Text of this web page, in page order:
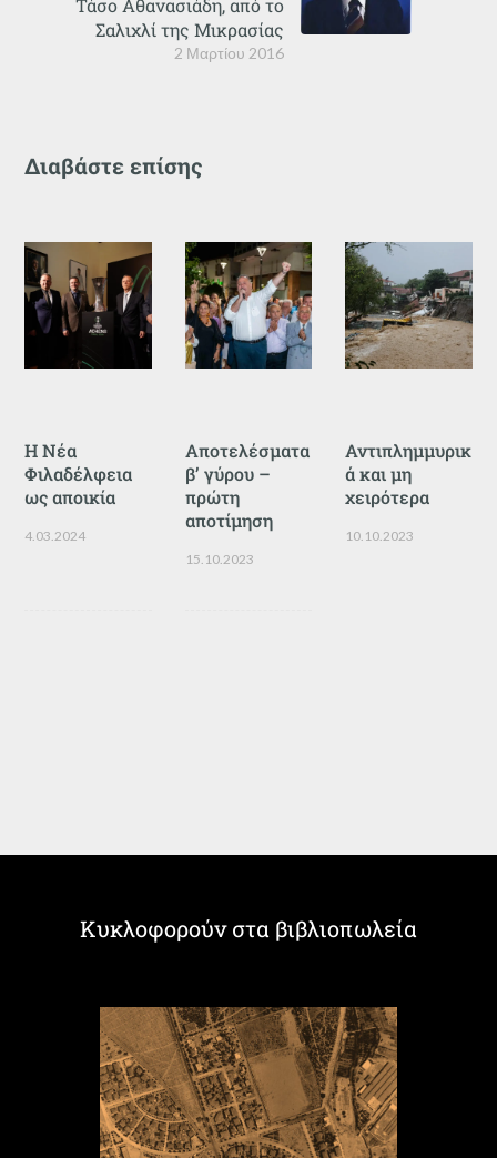
2 Μαρτίου 2016
Τάσο Αθανασιάδη, από το
Σαλιχλί της Μικρασίας
Διαβάστε επίσης
Η Νέα
Φιλαδέλφεια
ως αποικία
4.03.2024
Αποτελέσματα
β’ γύρου –
πρώτη
αποτίμηση
15.10.2023
Αντιπλημμυρικ
ά και μη
χειρότερα
10.10.2023
Κυκλοφορούν στα βιβλιοπωλεία